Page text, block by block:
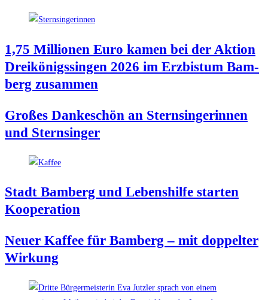
1,75 Mil­lio­nen Euro kamen bei der Akti­on
Drei­kö­nigs­sin­gen 2026 im Erz­bis­tum Bam­
berg zusammen
Gro­ßes Dan­ke­schön an Stern­sin­ge­rin­nen
und Sternsinger
Stadt Bam­berg und Lebens­hil­fe star­ten
Kooperation
Neu­er Kaf­fee für Bam­berg – mit dop­pel­ter
Wirkung